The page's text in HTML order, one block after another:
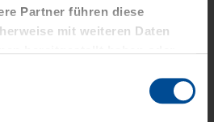
Partner führen diese
mit weiteren Daten